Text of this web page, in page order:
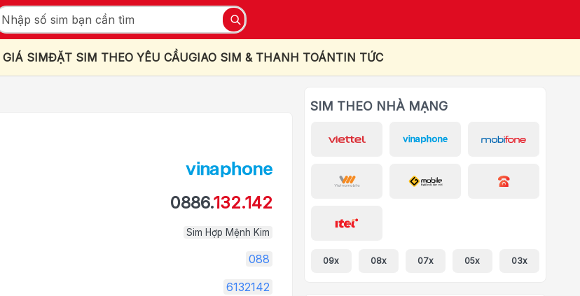
SIMĐẶT SIM THEO YÊU CẦUGIAO SIM & THANH TOÁNTIN TỨC
0886.132.142
Sim Hợp Mệnh Kim
088
6132142
SIM THEO NHÀ MẠNG
09x 08x 07x 05x 03x